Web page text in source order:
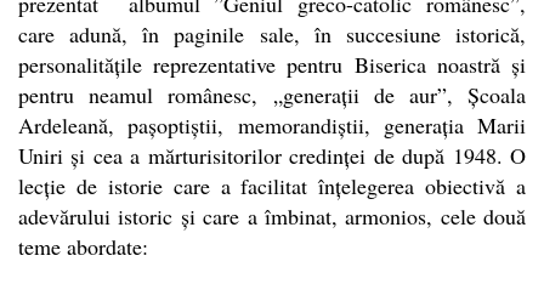
care adună, în paginile sale, în succesiune istorică,
personalitățile reprezentative pentru Biserica noastră și
pentru neamul românesc, „generații de aur”, Școala
Ardeleană, pașoptiștii, memorandiștii, generația Marii
Uniri și cea a mărturisitorilor credinței de după 1948. O
lecție de istorie care a facilitat înțelegerea obiectivă a
adevărului istoric și care a îmbinat, armonios, cele două
teme abordate: